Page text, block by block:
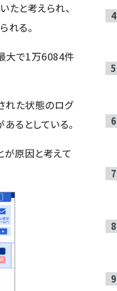
たと考えられ、
れる。
大で1万6084件
れた状態のログ
るとしている。
が原因と考えて